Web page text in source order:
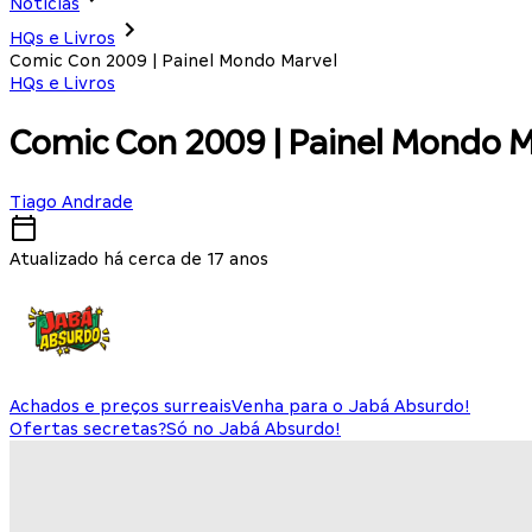
HQs e Livros
Comic Con 2009 | Painel Mondo Marvel
HQs e Livros
Comic Con 2009 | Painel Mondo
Tiago Andrade
Atualizado há cerca de 17 anos
Achados e preços surreaisVenha para o Jabá Absurdo!
Ofertas secretas?Só no Jabá Absurdo!